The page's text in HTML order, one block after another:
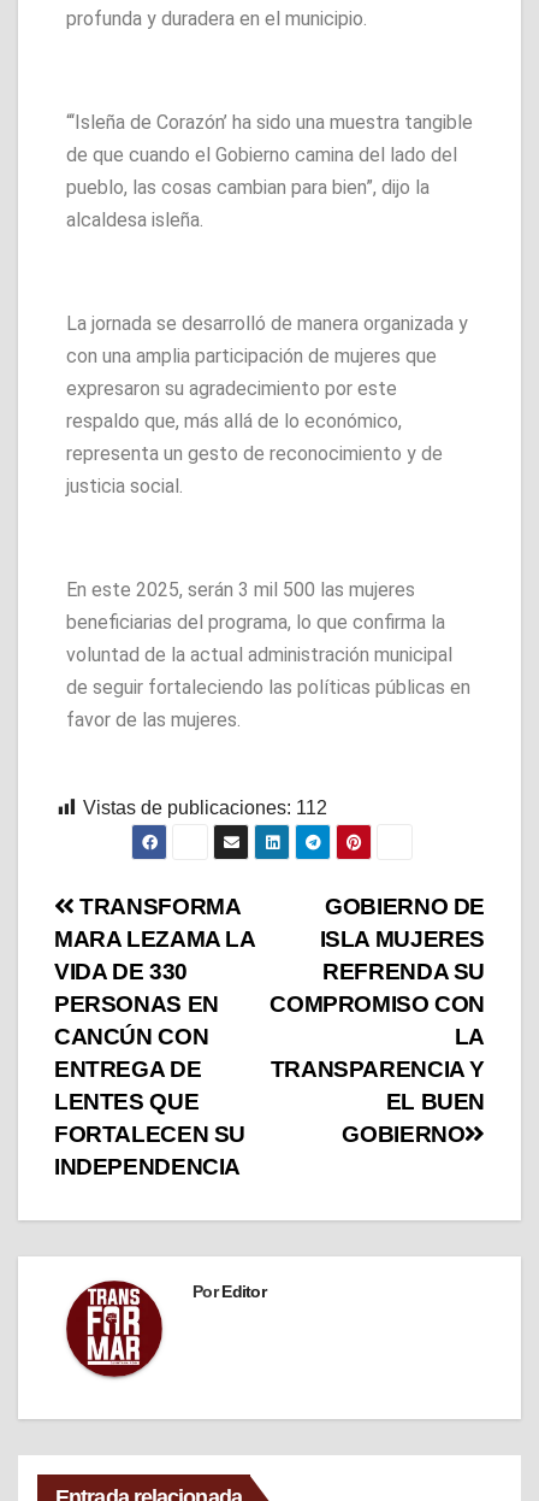
profunda y duradera en el municipio.
“‘Isleña de Corazón’ ha sido una muestra tangible
de que cuando el Gobierno camina del lado del
pueblo, las cosas cambian para bien”, dijo la
alcaldesa isleña.
La jornada se desarrolló de manera organizada y
con una amplia participación de mujeres que
expresaron su agradecimiento por este
respaldo que, más allá de lo económico,
representa un gesto de reconocimiento y de
justicia social.
En este 2025, serán 3 mil 500 las mujeres
beneficiarias del programa, lo que confirma la
voluntad de la actual administración municipal
de seguir fortaleciendo las políticas públicas en
favor de las mujeres.
Vistas de publicaciones: 112
GOBIERNO DE
ISLA MUJERES
REFRENDA SU
COMPROMISO CON
LA
TRANSPARENCIA Y
EL BUEN
GOBIERNO
TRANSFORMA
MARA LEZAMA LA
VIDA DE 330
PERSONAS EN
CANCÚN CON
ENTREGA DE
LENTES QUE
FORTALECEN SU
INDEPENDENCIA
PorEditor